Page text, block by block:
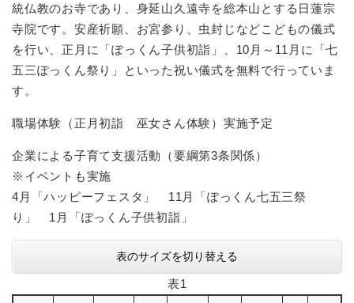
統仏教のお寺であり、身延山久遠寺を総本山とする日蓮宗
寺院です。安産祈願、お宮参り、虫封じなどこどもの儀式
を行い、正月に「ぽっくん子供初詣」、10月～11月に「七
五三ぽっくん祭り」といった祝い儀式を無料で行っていま
す。
職場体験（正月初詣 巫女さん体験）実施予定
企業による子育て支援活動（要綱第3条関係）
※イベントも実施
4月「ハッピーフェスタ」 11月「ぽっくん七五三祭
り」 1月「ぽっくん子供初詣」
表のサイズを切り替える
表1